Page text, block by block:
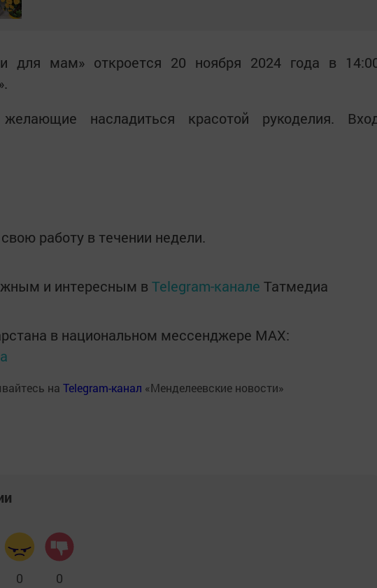
для мам» откроется 20 ноября 2024 года в
насладиться красотой рукоделия.
работу в течении недели.
и интересным в Telegram-канале Татмедиа
в национальном мессенджере MАХ:
на Telegram-канал «Менделеевские новости»
0 0